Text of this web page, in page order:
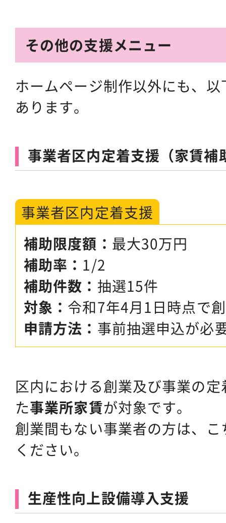
その他の支援メニュー
ホームページ制作以外にも、
あります。
事業者区内定着支援（家賃補
事業者区内定着支援
補助限度額： 最大30万円
補助率： 1/2
補助件数： 抽選15件
対象： 令和7年4月1日時点で
申請方法： 事前抽選申込が必
区内における創業及び事業の
た事業所家賃が対象です。
創業間もない事業者の方は、
ください。
生産性向上設備導入支援